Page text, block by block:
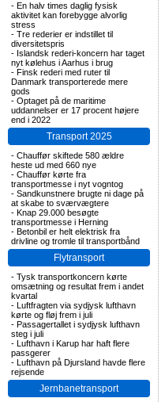
- En halv times daglig fysisk
aktivitet kan forebygge alvorlig
stress
- Tre rederier er indstillet til
diversitetspris
- Islandsk rederi-koncern har taget
nyt kølehus i Aarhus i brug
- Finsk rederi med ruter til
Danmark transporterede mere
gods
- Optaget på de maritime
uddannelser er 17 procent højere
end i 2022
Transport 2025
- Chauffør skiftede 580 ældre
heste ud med 660 nye
- Chauffør kørte fra
transportmesse i nyt vogntog
- Sandkunstnere brugte ni dage på
at skabe to sværvægtere
- Knap 29.000 besøgte
transportmesse i Herning
- Betonbil er helt elektrisk fra
drivline og tromle til transportbånd
Flytransport
- Tysk transportkoncern kørte
omsætning og resultat frem i andet
kvartal
- Luftfragten via sydjysk lufthavn
kørte og fløj frem i juli
- Passagertallet i sydjysk lufthavn
steg i juli
- Lufthavn i Karup har haft flere
passgerer
- Lufthavn på Djursland havde flere
rejsende
Jernbanetransport